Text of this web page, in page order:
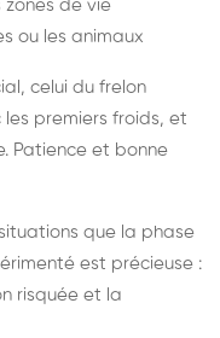
zones de vie
ou les animaux
celui du frelon
premiers froids, et
Patience et bonne
que la phase
est précieuse :
risquée et la